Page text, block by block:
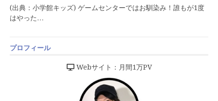
(出典：小学館キッズ) ゲームセンターではお馴染み！誰もが1度
はやった…
プロフィール
Webサイト：月間1万PV